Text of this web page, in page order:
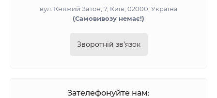
вул. Княжий Затон, 7, Київ, 02000, Україна
(Самовивозу немає!)
Зворотній зв’язок
Зателефонуйте нам: